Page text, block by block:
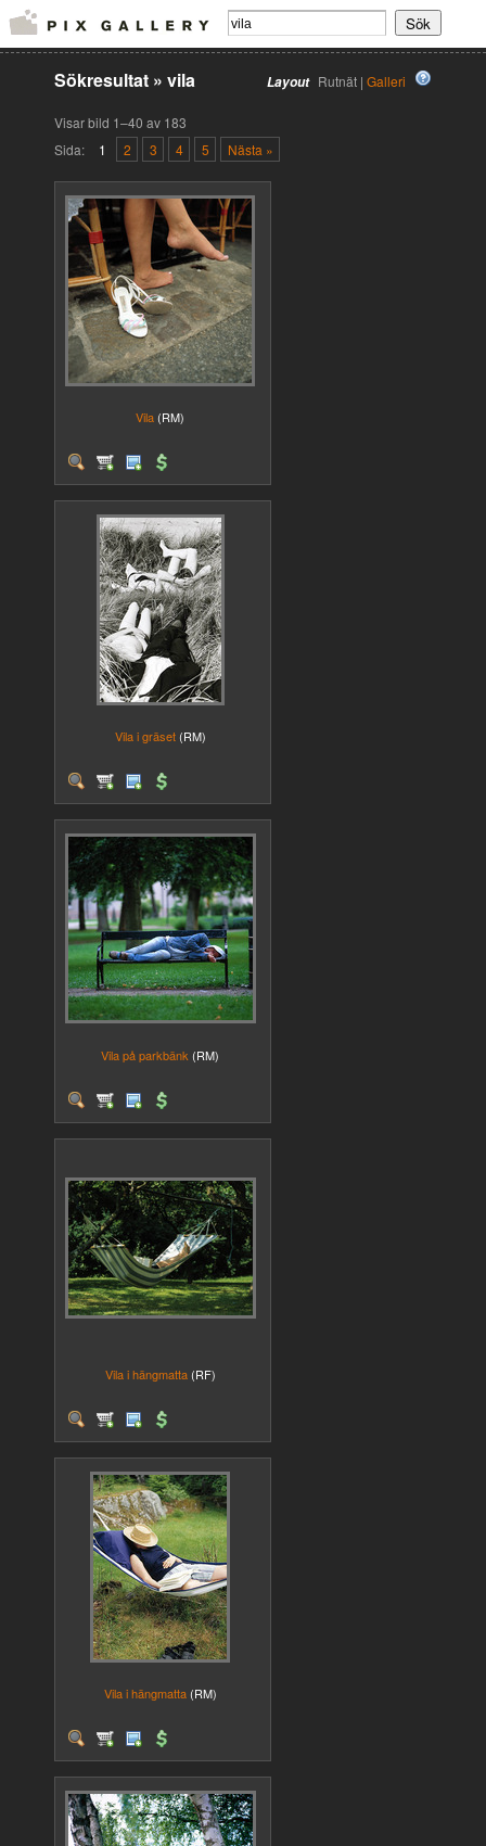
Layout Rutnät | Galleri
Sökresultat » vila
Visar bild 1–40 av 183
Sida:
1 2 3 4 5 Nästa »
Vila (RM)
Vila i gräset (RM)
Vila på parkbänk (RM)
Vila i hängmatta (RF)
Vila i hängmatta (RM)